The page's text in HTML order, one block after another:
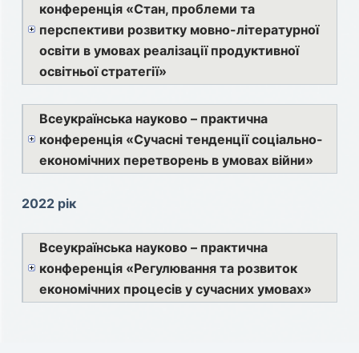
конференція «Стан, проблеми та
перспективи розвитку мовно-літературної
освіти в умовах реалізації продуктивної
освітньої стратегії»
Всеукраїнська науково – практична
конференція «Сучасні тенденції соціально-
економічних перетворень в умовах війни»
2022 рік
Всеукраїнська науково – практична
конференція «Регулювання та розвиток
економічних процесів у сучасних умовах»